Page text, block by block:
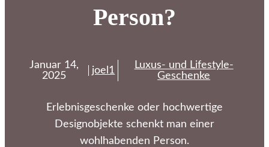
Person?
Januar 14,
2025
joel1
Luxus- und Lifestyle-
Geschenke
Erlebnisgeschenke oder hochwertige
Designobjekte schenkt man einer
wohlhabenden Person.